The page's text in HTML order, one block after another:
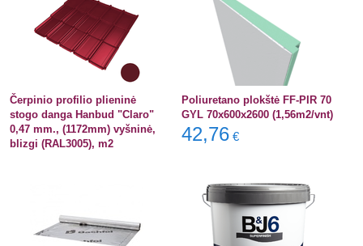
Čerpinio profilio plieninė
stogo danga Hanbud "Claro"
0,47 mm., (1172mm) vyšninė,
blizgi (RAL3005), m2
Poliuretano plokštė FF-PIR 70
GYL 70x600x2600 (1,56m2/vnt)
42,76 €